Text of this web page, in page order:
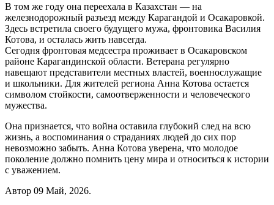
В том же году она переехала в Казахстан — на
железнодорожный разъезд между Карагандой и Осакаровкой.
Здесь встретила своего будущего мужа, фронтовика Василия
Котова, и осталась жить навсегда.
Сегодня фронтовая медсестра проживает в Осакаровском
районе Карагандинской области. Ветерана регулярно
навещают представители местных властей, военнослужащие
и школьники. Для жителей региона Анна Котова остается
символом стойкости, самоотверженности и человеческого
мужества.
Она признается, что война оставила глубокий след на всю
жизнь, а воспоминания о страданиях людей до сих пор
невозможно забыть. Анна Котова уверена, что молодое
поколение должно помнить цену мира и относиться к истории
с уважением.
Автор 09 Май, 2026.